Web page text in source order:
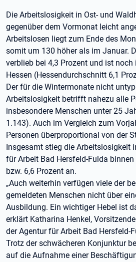
Die Arbeitslosigkeit in Ost- und
gegenüber dem Vormonat leicht
Arbeitslosen liegt zum Ende des
somit um 130 höher als im Januar.
verblieb bei 4,3 Prozent und ist
Hessen (Hessendurchschnitt 6,1
Der für die Wintermonate nicht
Arbeitslosigkeit betrifft nahezu alle
insbesondere Menschen unter 25
1.143). Auch im Vergleich zum
Personen überproportional von der
Insgesamt stieg die Arbeitslosigkeit
für Arbeit Bad Hersfeld-Fulda
bzw. 6,6 Prozent an.
„Auch weiterhin verfügen viele der
gemeldeten Menschen nicht über
Ausbildung. Ein wichtiger Hebel ist
erklärt Katharina Henkel,
der Agentur für Arbeit Bad Hersfeld-
Trotz der schwächeren Konjunktur
auf die Aufnahme einer